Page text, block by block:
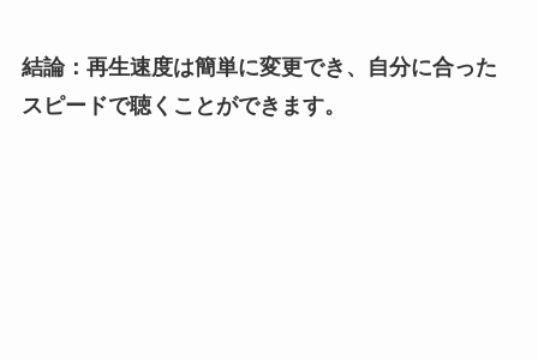
結論：再生速度は簡単に変更でき、自分に合った
スピードで聴くことができます。